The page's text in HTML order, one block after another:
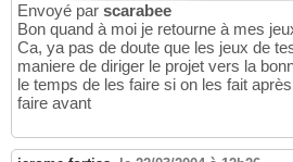
Envoyé par scarabee
Bon quand à moi je retourne à mes
Ca, ya pas de doute que les jeux de
maniere de diriger le projet vers la
le temps de les faire si on les fait
faire avant